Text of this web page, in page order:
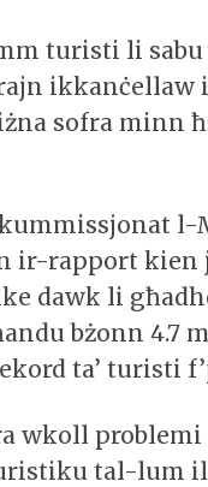
turisti li sabu
ikkanċellaw
sofra minn
l-
ir-rapport kien
dawk li
bżonn 4.7
ta’ turisti
wkoll problemi
tal-lum